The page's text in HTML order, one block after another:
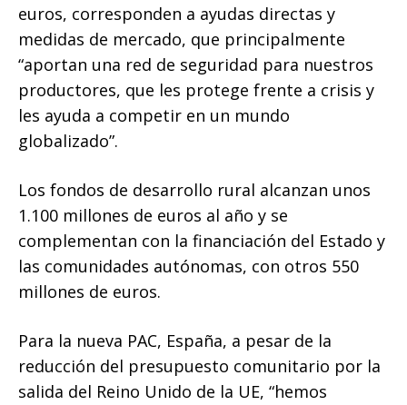
euros, corresponden a ayudas directas y
medidas de mercado, que principalmente
“aportan una red de seguridad para nuestros
productores, que les protege frente a crisis y
les ayuda a competir en un mundo
globalizado”.
Los fondos de desarrollo rural alcanzan unos
1.100 millones de euros al año y se
complementan con la financiación del Estado y
las comunidades autónomas, con otros 550
millones de euros.
Para la nueva PAC, España, a pesar de la
reducción del presupuesto comunitario por la
salida del Reino Unido de la UE, “hemos